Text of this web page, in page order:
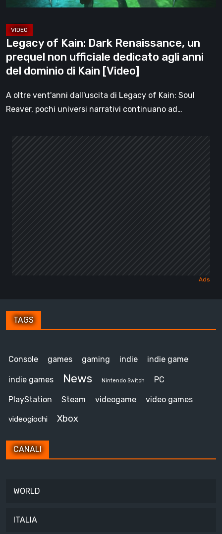
ufficiale
agli
anni
del
dominio
Legacy of Kain: Dark Renaissance, un
prequel non ufficiale dedicato agli anni
del dominio di Kain [Video]
A oltre vent'anni dall'uscita di Legacy of Kain: Soul
Reaver, pochi universi narrativi continuano ad…
TAGS
Console games gaming indie indie game
indie games News Nintendo Switch PC
PlayStation Steam videogame video games
videogiochi Xbox
CANALI
WORLD
ITALIA